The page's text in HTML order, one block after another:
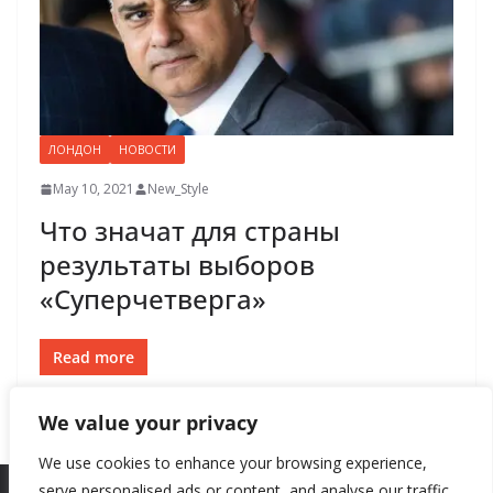
We value your privacy
We use cookies to enhance your browsing experience,
ЛОНДОН НОВОСТИ
May 10, 2021 New_Style
Что значат для страны
результаты выборов
«Суперчетверга»
Read more